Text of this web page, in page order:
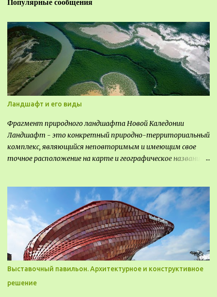
Ландшафт и его виды
Фрагмент природного ландшафта Новой Каледонии
Ландшафт - это конкретный природно-территориальный
комплекс, являющийся неповторимым и имеющим свое
точное расположение на карте и географическое название.
видом деятельность происходящей на них. Одни
используют в качестве выращивания агрокультур. Другие
для строительства населенных пунктов и т.д.
Выставочный павильон. Архитектурное и конструктивное
решение